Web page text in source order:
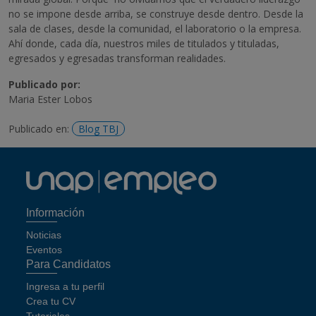
no se impone desde arriba, se construye desde dentro. Desde la
sala de clases, desde la comunidad, el laboratorio o la empresa.
Ahí donde, cada día, nuestros miles de titulados y tituladas,
egresados y egresadas transforman realidades.
Publicado por:
Maria Ester Lobos
Publicado en: Blog TBJ
Información
Noticias
Eventos
Para Candidatos
Ingresa a tu perfil
Crea tu CV